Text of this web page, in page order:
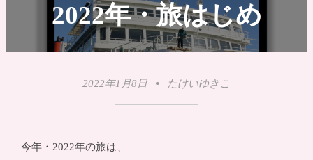
2022年・旅はじめ
2022年1月8日 • たけいゆきこ
今年・2022年の旅は、